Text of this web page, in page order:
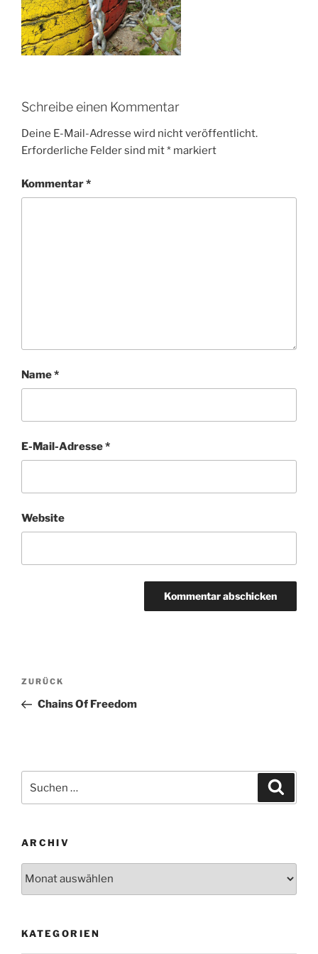
Schreibe einen Kommentar
Deine E-Mail-Adresse wird nicht veröffentlicht.
Erforderliche Felder sind mit* markiert
Kommentar*
Name*
E-Mail-Adresse*
Website
Beitragsnavigation
Vorheriger
Beitrag
ZURÜCK
Chains Of Freedom
nach:
ARCHIV
KATEGORIEN